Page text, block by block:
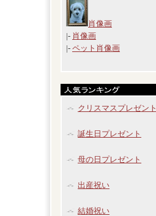
肖像画
|- 肖像画
|- ペット肖像画
クリスマスプレゼント
誕生日プレゼント
母の日プレゼント
出産祝い
結婚祝い